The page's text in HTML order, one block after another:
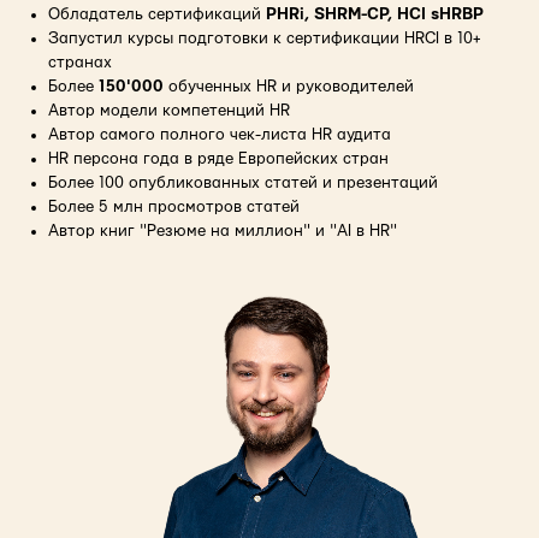
Обладатель сертификаций PHRi, SHRM-CP, HCI sHRBP
Запустил курсы подготовки к сертификации HRCI в 10+
странах
Более 150'000 обученных HR и руководителей
Автор модели компетенций HR
Автор самого полного чек-листа HR аудита
HR персона года в ряде Европейских стран
Более 100 опубликованных статей и презентаций
Более 5 млн просмотров статей
Автор книг "Резюме на миллион" и "AI в HR"